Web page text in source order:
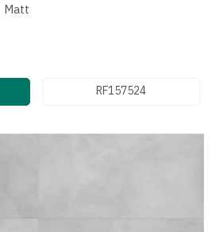
Matt
RF157524